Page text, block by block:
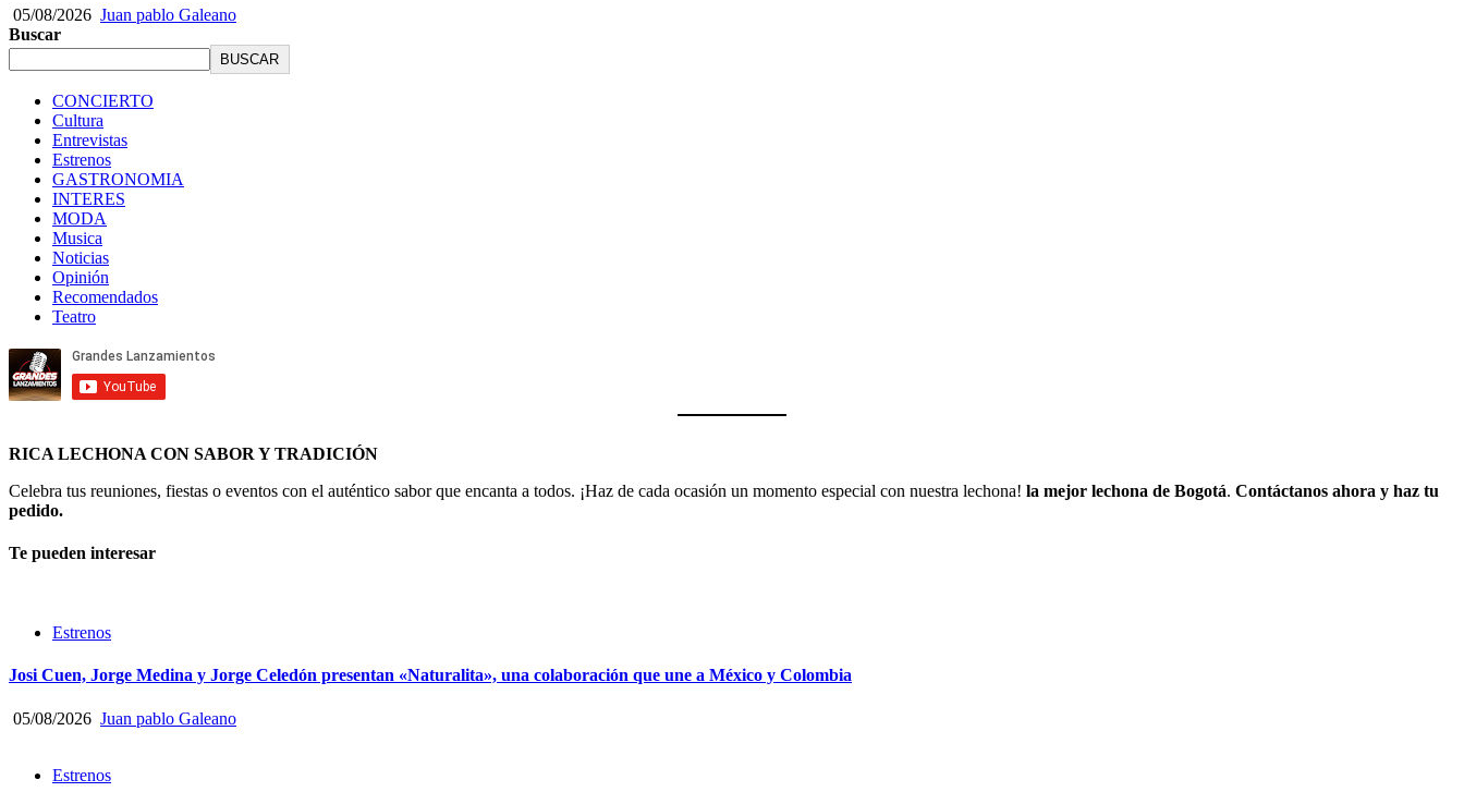
05/08/2026 Juan pablo Galeano
Buscar
BUSCAR
CONCIERTO
Cultura
Entrevistas
Estrenos
GASTRONOMIA
INTERES
MODA
Musica
Noticias
Opinión
Recomendados
Teatro
RICA LECHONA CON SABOR Y TRADICIÓN
Celebra tus reuniones, fiestas o eventos con el auténtico sabor que encanta a todos. ¡Haz de cada ocasión un momento especial con nuestra lechona! la mejor lechona de Bogotá. Contáctanos ahora y haz tu
pedido.
Te pueden interesar
Estrenos
Josi Cuen, Jorge Medina y Jorge Celedón presentan «Naturalita», una colaboración que une a México y Colombia
05/08/2026 Juan pablo Galeano
Estrenos